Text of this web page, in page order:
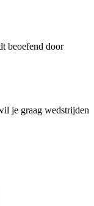
beoefend door
je graag wedstrijden